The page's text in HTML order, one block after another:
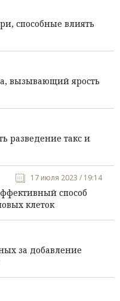
способные влиять
вызывающий ярость
разведение такс и
17 июля 2023 / 19:14
способ
клеток
за добавление